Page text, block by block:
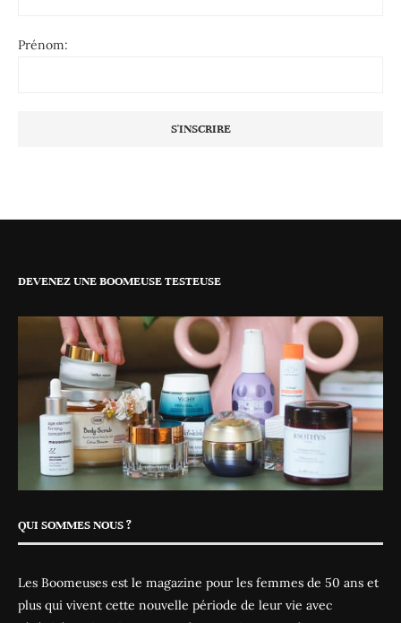
Prénom:
DEVENEZ UNE BOOMEUSE TESTEUSE
QUI SOMMES NOUS ?
Les Boomeuses est le magazine pour les femmes de 50 ans et
plus qui vivent cette nouvelle période de leur vie avec